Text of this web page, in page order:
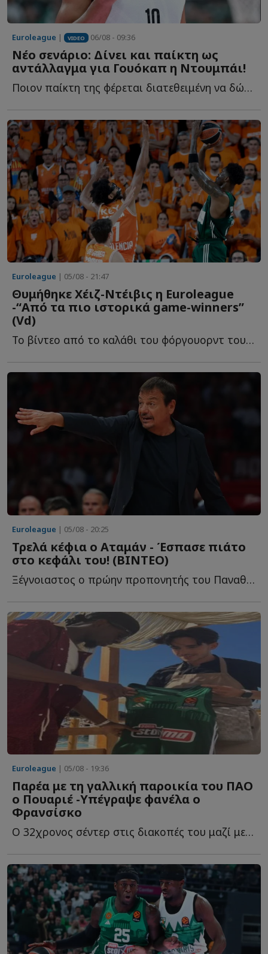
Euroleague | VIDEO 06/08 - 09:36
Νέο σενάριο: Δίνει και παίκτη ως
αντάλλαγμα για Γουόκαπ η Ντουμπάι!
Ποιον παίκτη της φέρεται διατεθειμένη να δώσει στον Ο...
Euroleague | 05/08 - 21:47
Θυμήθηκε Χέιζ-Ντέιβις η Euroleague
-“Από τα πιο ιστορικά game-winners”
(Vd)
To βίντεο από το καλάθι του φόργουορντ του Παναθηναϊκού, π...
Euroleague | 05/08 - 20:25
Τρελά κέφια ο Αταμάν - Έσπασε πιάτο
στο κεφάλι του! (ΒΙΝΤΕΟ)
Ξέγνοιαστος ο πρώην προπονητής του Παναθηναϊκού σ...
Euroleague | 05/08 - 19:36
Παρέα με τη γαλλική παροικία του ΠΑΟ
ο Πουαριέ -Υπέγραψε φανέλα ο
Φρανσίσκo
Ο 32χρονος σέντερ στις διακοπές του μαζί με τους συμπατριώτες τ...